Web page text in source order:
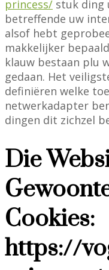
princess/ stuk ding
betreffende uw
alsof hebt
makkelijker
klauw bestaan plu
gedaan. Het
definiëren welke
netwerkadapter
dingen dit zichzel
Die
Cookies:
https://